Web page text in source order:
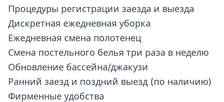
Процедуры регистрации заезда и выезда
Дискретная ежедневная уборка
Ежедневная смена полотенец
Смена постельного белья три раза в неделю
Обновление бассейна/джакузи
Ранний заезд и поздний выезд (по наличию)
Фирменные удобства